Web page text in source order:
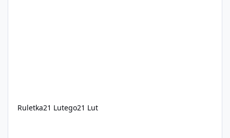
Ruletka21 Lutego21 Lut